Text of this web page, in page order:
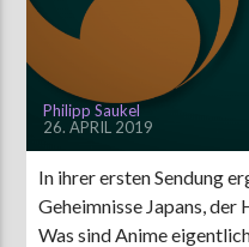
Philipp Saukel
26. APRIL 2019
In ihrer ersten Sendung
Geheimnisse Japans,
Was sind Anime